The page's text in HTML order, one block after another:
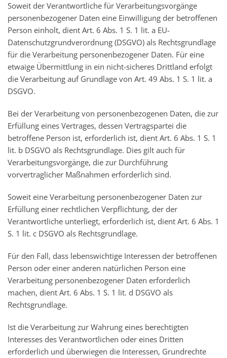
Soweit der Verantwortliche für Verarbeitungsvorgänge
personenbezogener Daten eine Einwilligung der betroffenen
Person einholt, dient Art. 6 Abs. 1 S. 1 lit. a EU-
Datenschutzgrundverordnung (DSGVO) als Rechtsgrundlage
für die Verarbeitung personenbezogener Daten. Für eine
etwaige Übermittlung in ein nicht-sicheres Drittland erfolgt
die Verarbeitung auf Grundlage von Art. 49 Abs. 1 S. 1 lit. a
DSGVO.
Bei der Verarbeitung von personenbezogenen Daten, die zur
Erfüllung eines Vertrages, dessen Vertragspartei die
betroffene Person ist, erforderlich ist, dient Art. 6 Abs. 1 S. 1
lit. b DSGVO als Rechtsgrundlage. Dies gilt auch für
Verarbeitungsvorgänge, die zur Durchführung
vorvertraglicher Maßnahmen erforderlich sind.
Soweit eine Verarbeitung personenbezogener Daten zur
Erfüllung einer rechtlichen Verpflichtung, der der
Verantwortliche unterliegt, erforderlich ist, dient Art. 6 Abs. 1
S. 1 lit. c DSGVO als Rechtsgrundlage.
Für den Fall, dass lebenswichtige Interessen der betroffenen
Person oder einer anderen natürlichen Person eine
Verarbeitung personenbezogener Daten erforderlich
machen, dient Art. 6 Abs. 1 S. 1 lit. d DSGVO als
Rechtsgrundlage.
Ist die Verarbeitung zur Wahrung eines berechtigten
Interesses des Verantwortlichen oder eines Dritten
erforderlich und überwiegen die Interessen, Grundrechte